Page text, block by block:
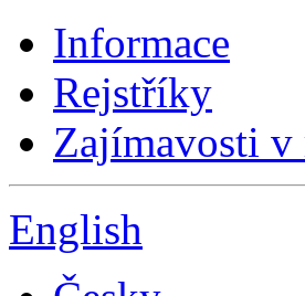
Informace
Rejstříky
Zajímavosti v
English